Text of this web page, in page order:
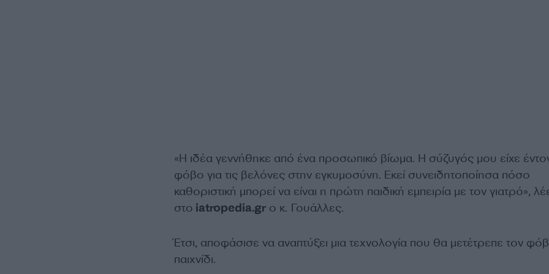
«Η ιδέα γεννήθηκε από ένα προσωπικό βίωμα. Η σύζυγός μου είχε
φόβο για τις βελόνες στην εγκυμοσύνη. Εκεί συνειδητοποίησα πόσο
καθοριστική μπορεί να είναι η πρώτη παιδική εμπειρία με τον γιατρό»,
στο iatropedia.grο κ. Γουάλλες.
Έτσι, αποφάσισε να αναπτύξει μια τεχνολογία που θα μετέτρεπε τον
παιχνίδι.